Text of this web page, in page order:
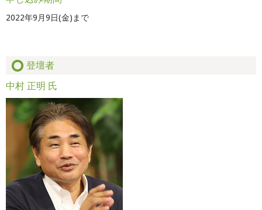
2022年9月9日(金)まで
登壇者
中村 正明 氏